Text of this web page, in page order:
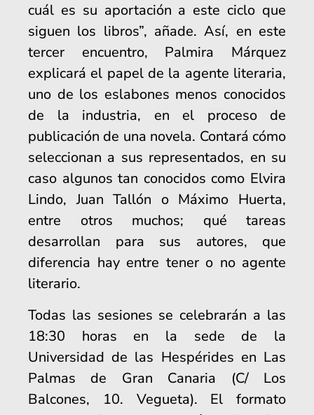
cuál es su aportación a este ciclo que
siguen los libros”, añade. Así, en este
tercer encuentro, Palmira Márquez
explicará el papel de la agente literaria,
uno de los eslabones menos conocidos
de la industria, en el proceso de
publicación de una novela. Contará cómo
seleccionan a sus representados, en su
caso algunos tan conocidos como Elvira
Lindo, Juan Tallón o Máximo Huerta,
entre otros muchos; qué tareas
desarrollan para sus autores, que
diferencia hay entre tener o no agente
literario.
Todas las sesiones se celebrarán a las
18:30 horas en la sede de la
Universidad de las Hespérides en Las
Palmas de Gran Canaria (C/ Los
Balcones, 10. Vegueta). El formato